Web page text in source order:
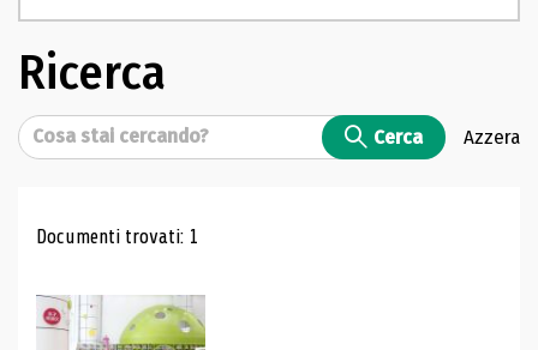
Ricerca
Cerca Cerca Azzera
Risultati di ricerca
Documenti trovati: 1